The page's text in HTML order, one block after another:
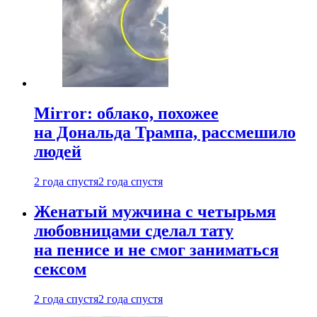
Mirror: облако, похожее
на Дональда Трампа, рассмешило
людей
2 года спустя2 года спустя
Женатый мужчина с четырьмя
любовницами сделал тату
на пенисе и не смог заниматься
сексом
2 года спустя2 года спустя